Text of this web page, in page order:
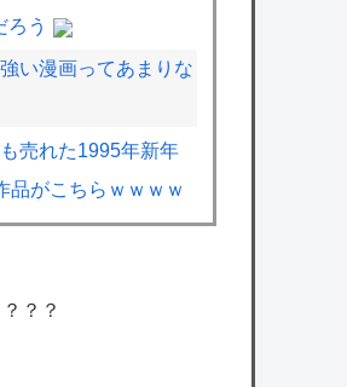
ろう
い漫画ってあまりな
売れた1995年新年
品がこちらｗｗｗｗ
ことしたかな
？？